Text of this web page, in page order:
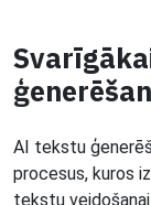
AI tekstu
procesus, kuros
tekstu